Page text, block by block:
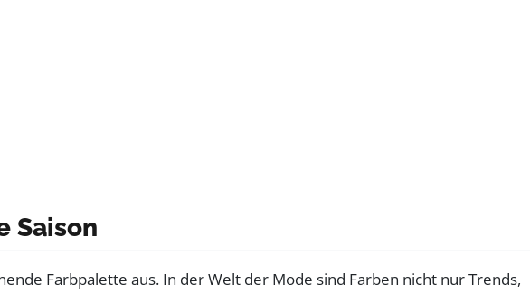
Saison
Farbpalette aus. In der Welt der Mode sind Farben nicht nur Trends,